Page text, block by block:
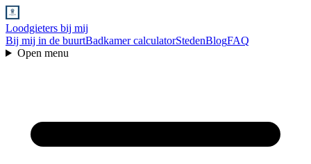
Loodgieters bij mij
Bij mij in de buurtBadkamer calculatorStedenBlogFAQ
Open menu